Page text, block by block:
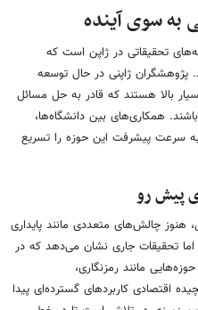
به سوی آینده
تحقیقاتی در ژاپن است که
پژوهشگران ژاپنی در حال توسعه
بالا هستند که قادر به حل مسائل
همکاری‌های بین دانشگاه‌ها،
سرعت پیشرفت این حوزه را تسریع
پیش رو
هنوز چالش‌های متعددی مانند پایداری
تحقیقات جاری نشان می‌دهد که در
مانند رمزنگاری،
اقتصادی کاربردهای گسترده‌ای پیدا